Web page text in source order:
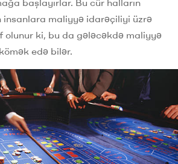
başlayırlar. Bu cür halların
insanlara maliyyə idarəçiliyi üzrə
ki, bu da gələcəkdə maliyyə
edə bilər.